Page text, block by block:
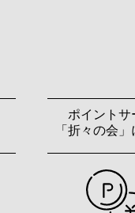
ポイントサ
「折々の会